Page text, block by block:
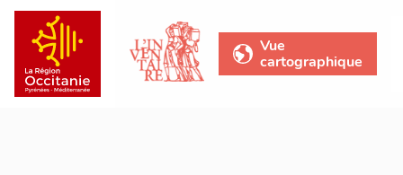
Vue
cartographique